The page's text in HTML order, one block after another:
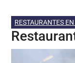
RESTAURANTES